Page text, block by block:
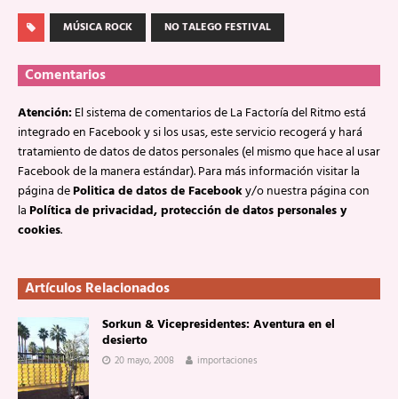
MÚSICA ROCK NO TALEGO FESTIVAL
Comentarios
Atención:El sistema de comentarios de La Factoría del Ritmo está
integrado en Facebook y si los usas, este servicio recogerá y hará
tratamiento de datos de datos personales (el mismo que hace al usar
Facebook de la manera estándar). Para más información visitar la
página dePolitica de datos de Facebooky/o nuestra página con
laPolítica de privacidad, protección de datos personales y
cookies.
Artículos Relacionados
Sorkun & Vicepresidentes: Aventura en el
desierto
20 mayo, 2008 importaciones